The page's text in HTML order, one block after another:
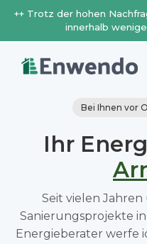
++ Trotz der hohen
innerhalb
Bei Ihnen vor
Ihr
Seit vielen
Sanierungsprojekte
Energieberater werfe